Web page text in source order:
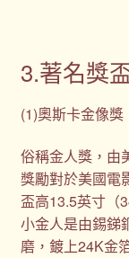
3.著名獎
(1)奧斯卡金像獎
俗稱金人獎，由
獎勵對於美國電
盃高13.5英寸（
小金人是由錫銻
磨，鍍上24K金